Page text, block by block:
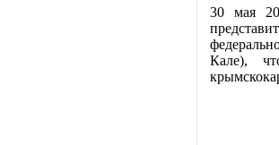
30 мая
Кале),